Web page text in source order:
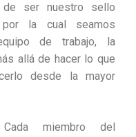
de ser nuestro sello
la cual seamos
de trabajo, la
allá de hacer lo que
desde la mayor
miembro del